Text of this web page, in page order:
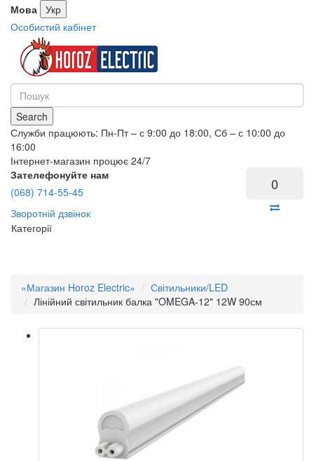
Мова Укр
Особистий кабінет
Search
Служби працюють: Пн-Пт – с 9:00 до 18:00, Сб – с 10:00 до
16:00
Інтернет-магазин процює 24/7
Зателефонуйте нам
(068) 714-55-45
Зворотній дзвінок
0
Категорії
«Магазин Horoz Electric»
Світильники/LED
Лінійний світильник балка "OMEGA-12" 12W 90см